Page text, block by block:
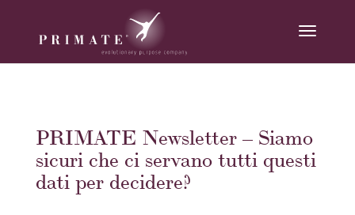
PRIMATE Newsletter – Siamo
sicuri che ci servano tutti questi
dati per decidere?